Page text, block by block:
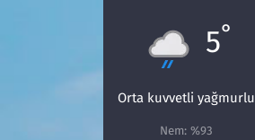
5°
Orta kuvvetli yağmurlu
Nem: %93